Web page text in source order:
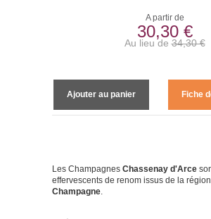
A partir de
30,30 €
Au lieu de34,30 €
Ajouter au panier Fiche
Les Champagnes Chassenay d'Arce
effervescents de renom issus de la
Champagne.